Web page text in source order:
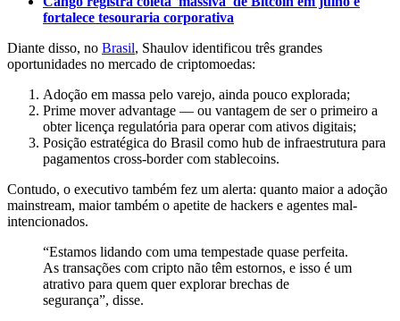
fortalece tesouraria corporativa
Diante disso, no Brasil, Shaulov identificou três grandes
oportunidades no mercado de criptomoedas:
Adoção em massa pelo varejo, ainda pouco explorada;
Prime mover advantage — ou vantagem de ser o primeiro a
obter licença regulatória para operar com ativos digitais;
Posição estratégica do Brasil como hub de infraestrutura para
pagamentos cross-border com stablecoins.
Contudo, o executivo também fez um alerta: quanto maior a adoção
mainstream, maior também o apetite de hackers e agentes mal-
intencionados.
“Estamos lidando com uma tempestade quase perfeita.
As transações com cripto não têm estornos, e isso é um
atrativo para quem quer explorar brechas de
segurança”, disse.